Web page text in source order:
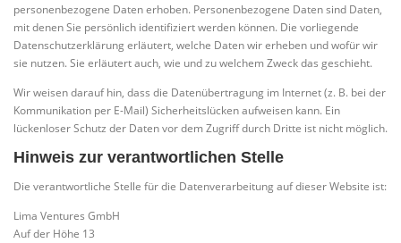
personenbezogene Daten erhoben. Personenbezogene Daten sind Daten,
mit denen Sie persönlich identifiziert werden können. Die vorliegende
Datenschutzerklärung erläutert, welche Daten wir erheben und wofür wir
sie nutzen. Sie erläutert auch, wie und zu welchem Zweck das geschieht.
Wir weisen darauf hin, dass die Datenübertragung im Internet (z. B. bei der
Kommunikation per E-Mail) Sicherheitslücken aufweisen kann. Ein
lückenloser Schutz der Daten vor dem Zugriff durch Dritte ist nicht möglich.
Hinweis zur verantwortlichen Stelle
Die verantwortliche Stelle für die Datenverarbeitung auf dieser Website ist:
Lima Ventures GmbH
Auf der Höhe 13